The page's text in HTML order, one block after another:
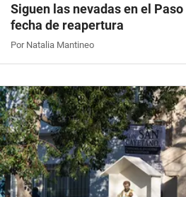
Siguen las nevadas en el
fecha de reapertura
Por Natalia Mantineo